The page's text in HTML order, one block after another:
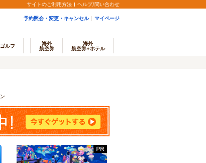
サイトのご利用方法 ヘルプ/問い合わせ
予約照会・変更・キャンセル マイページ
ゴルフ
海外
航空券
海外
航空券+ホテル